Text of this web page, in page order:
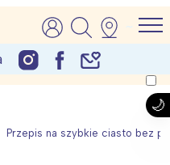
imprezy rodzinne
Przepis na szybkie ciasto bez